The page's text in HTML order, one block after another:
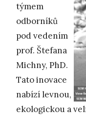
týmem
odborníků
pod vedením
prof. Štefana
Michny, PhD.
Tato inovace
nabízí levnou,
ekologickou a